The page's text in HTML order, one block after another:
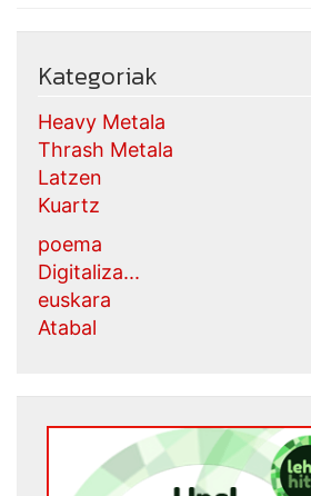
Kategoriak
Heavy Metala
Thrash Metala
Latzen
Kuartz
poema
Digitaliza...
euskara
Atabal